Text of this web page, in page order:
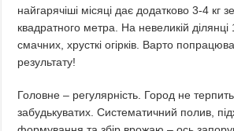
найгарячіші місяці дає додатково 3-4 кг
квадратного метра. На невеликій
смачних, хрусткі огірків. Варто
результату!
Головне – регулярність. Город не
забудькуватих. Систематичний полив,